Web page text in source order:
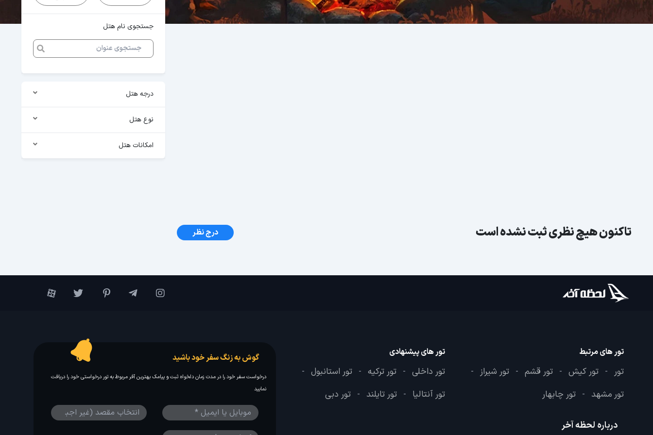
جستجوی نام هتل
درجه هتل
نوع هتل
امکانات هتل
تاکنون هیچ نظری ثبت نشده است درج نظر
تور های مرتبط
تور - تور کیش - تور قشم - تور شیراز -
تور مشهد - تور چابهار
تور های پیشنهادی
تور داخلی - تور ترکیه - تور استانبول -
تور آنتالیا - تور تایلند - تور دبی
درباره لحظه آخر
گوش به زنگ سفر خود باشید
درخواست سفر خود را در مدت زمان دلخواه ثبت و پیامک بهترین آفر مربوط به تور درخواستی خود را دریافت
نمایید